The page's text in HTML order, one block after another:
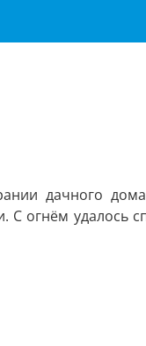
дачного
С огнём